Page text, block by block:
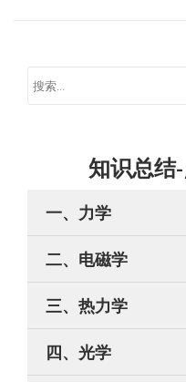
知识总
一、力学
二、电磁学
三、热力学
四、光学